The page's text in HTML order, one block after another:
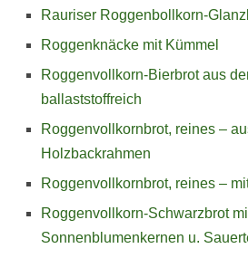
Rauriser Roggenbollkorn-
Roggenknäcke mit Kümmel
Roggenvollkorn-Bierbrot aus
ballaststoffreich
Roggenvollkornbrot, reines –
Holzbackrahmen
Roggenvollkornbrot, reines –
Roggenvollkorn-Schwarzbrot
Sonnenblumenkernen u.